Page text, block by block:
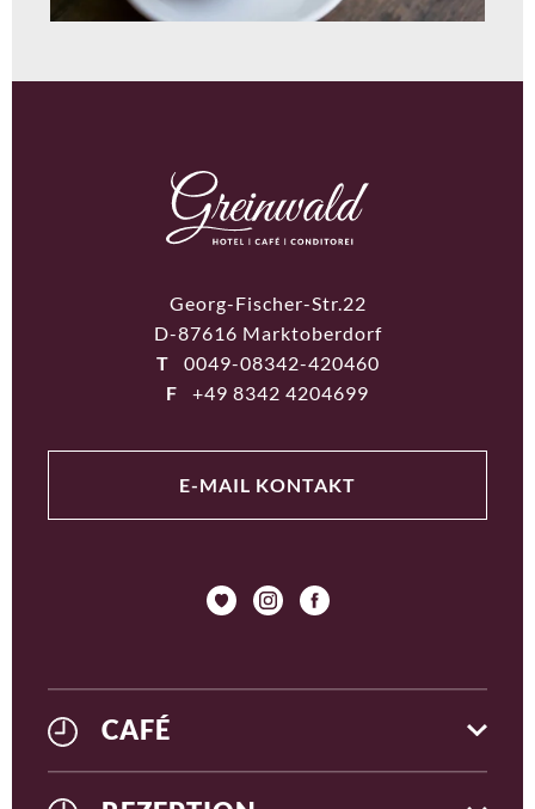
Georg-Fischer-Str.22
D-87616 Marktoberdorf
T
0049-08342-420460
F
+49 8342 4204699
E-MAIL KONTAKT
CAFÉ